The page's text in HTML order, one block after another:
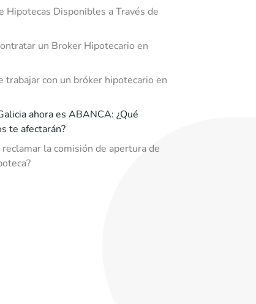
Hipotecas Disponibles a Través de
un Broker Hipotecario en
trabajar con un bróker hipotecario en
ahora es ABANCA: ¿Qué
te afectarán?
reclamar la comisión de apertura de